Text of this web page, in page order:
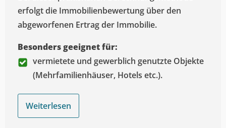
erfolgt die Immobilienbewertung über den
abgeworfenen Ertrag der Immobilie.
Besonders geeignet für:
vermietete und gewerblich genutzte Objekte
(Mehrfamilienhäuser, Hotels etc.).
Weiterlesen